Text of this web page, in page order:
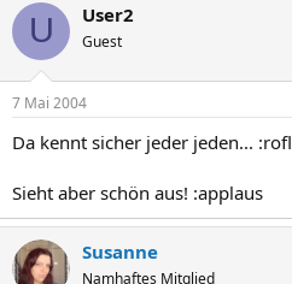
U User2
Guest
7 Mai 2004
Da kennt sicher jeder jeden... :rofl
Sieht aber schön aus! :applaus
Susanne
Namhaftes Mitglied